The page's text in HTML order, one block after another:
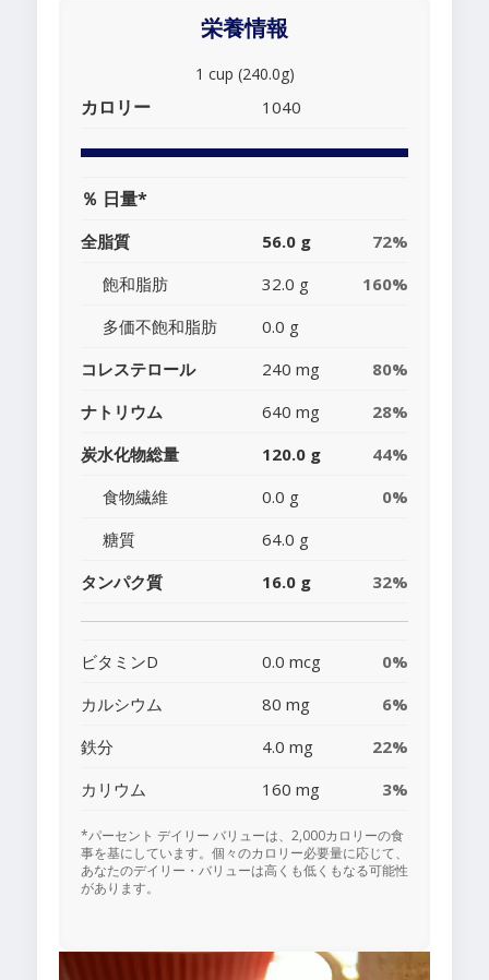
栄養情報
1 cup (240.0g)
カロリー 1040
％ 日量*
全脂質 56.0 g
72%
飽和脂肪
32.0 g
160%
多価不飽和脂肪
0.0 g
コレステロール
240 mg
80%
ナトリウム
640 mg
28%
炭水化物総量
120.0 g
44%
食物繊維
0.0 g
0%
糖質
64.0 g
タンパク質
16.0 g 32%
ビタミンD 0.0 mcg
0%
カルシウム
80 mg
6%
鉄分
4.0 mg
22%
カリウム
160 mg 3%
*パーセント デイリー バリューは、2,000カロリーの食
事を基にしています。個々のカロリー必要量に応じて、
あなたのデイリー・バリューは高くも低くもなる可能性
があります。